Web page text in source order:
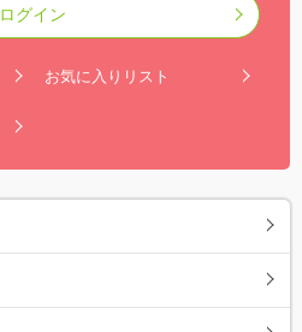
ログイン
お気に入りリスト